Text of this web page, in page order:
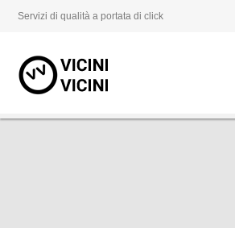
Servizi di qualità a portata di click